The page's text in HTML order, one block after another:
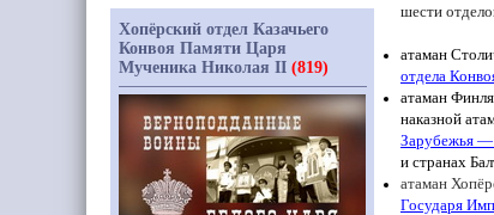
шести
атаман
отдела
атаман
наказной
Зарубежья
и странах
атаман
Государя
Хопёрский отдел Казачьего
Конвоя Памяти Царя
Мученика Николая II (819)